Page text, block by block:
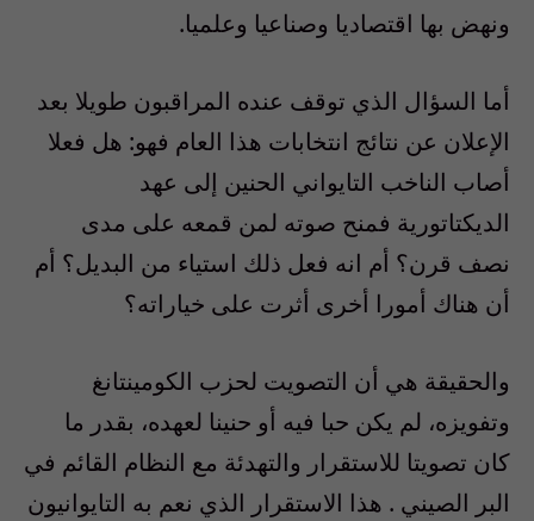
ونهض بها اقتصاديا وصناعيا وعلميا.
أما السؤال الذي توقف عنده المراقبون طويلا بعد
الإعلان عن نتائج انتخابات هذا العام فهو: هل فعلا
أصاب الناخب التايواني الحنين إلى عهد
الديكتاتورية فمنح صوته لمن قمعه على مدى
نصف قرن؟ أم انه فعل ذلك استياء من البديل؟ أم
أن هناك أمورا أخرى أثرت على خياراته؟
والحقيقة هي أن التصويت لحزب الكومينتانغ
وتفويزه، لم يكن حبا فيه أو حنينا لعهده، بقدر ما
كان تصويتا للاستقرار والتهدئة مع النظام القائم في
البر الصيني . هذا الاستقرار الذي نعم به التايوانيون